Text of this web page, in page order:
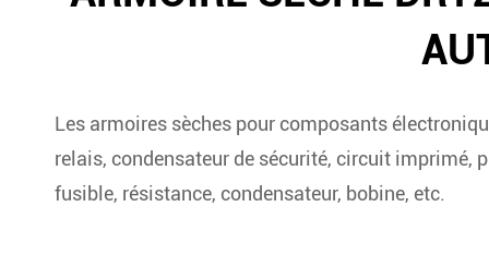
Les armoires sèches pour composants
relais, condensateur de sécurité, circuit imprimé,
fusible, résistance, condensateur, bobine, etc.